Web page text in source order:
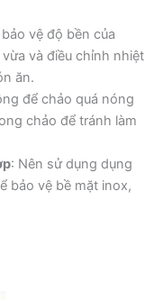
vệ độ bền của
và điều chỉnh nhiệt
ăn.
để chảo quá nóng
chảo để tránh làm
: Nên sử dụng dụng
bảo vệ bề mặt inox,